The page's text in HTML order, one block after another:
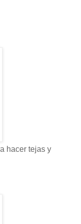
hacer tejas y